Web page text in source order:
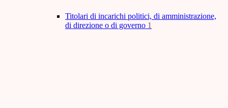
Titolari di incarichi politici, di amministrazione,
di direzione o di governo 1